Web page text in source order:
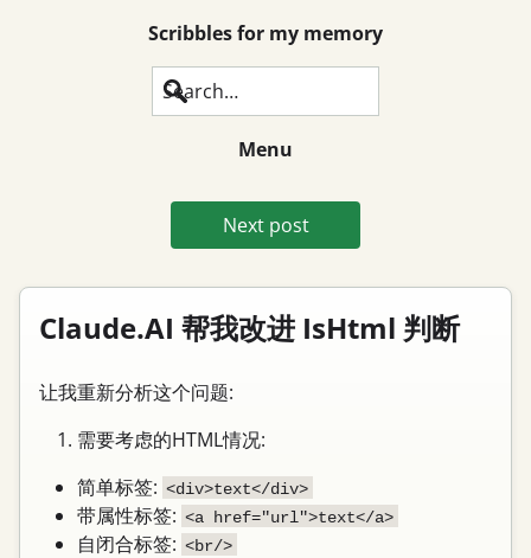
Scribbles for my memory
Search
Menu
Next post
Claude.AI 帮我改进 IsHtml 判断
让我重新分析这个问题:
需要考虑的HTML情况:
简单标签: <div>text</div>
带属性标签: <a href="url">text</a>
自闭合标签: <br/>